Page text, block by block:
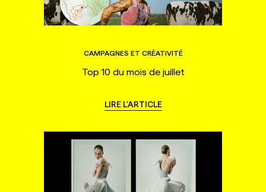
CAMPAGNES ET CRÉATIVITÉ
Top 10 du mois de juillet
LIRE L'ARTICLE